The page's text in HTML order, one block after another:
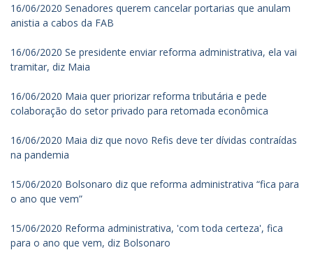
16/06/2020 Senadores querem cancelar portarias que anulam
anistia a cabos da FAB
16/06/2020 Se presidente enviar reforma administrativa, ela vai
tramitar, diz Maia
16/06/2020 Maia quer priorizar reforma tributária e pede
colaboração do setor privado para retomada econômica
16/06/2020 Maia diz que novo Refis deve ter dívidas contraídas
na pandemia
15/06/2020 Bolsonaro diz que reforma administrativa “fica para
o ano que vem”
15/06/2020 Reforma administrativa, 'com toda certeza', fica
para o ano que vem, diz Bolsonaro